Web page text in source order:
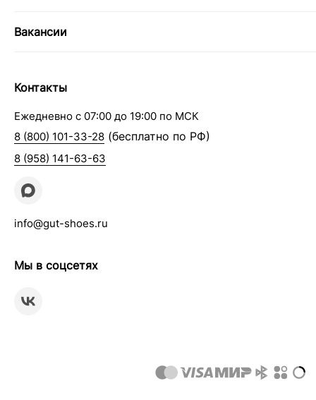
Вакансии
Контакты
Ежедневно с 07:00 до 19:00 по МСК
8 (800) 101-33-28 (бесплатно по РФ)
8 (958) 141-63-63
info@gut-shoes.ru
Мы в соцсетях